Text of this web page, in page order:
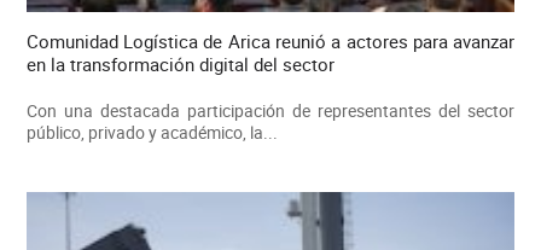
Comunidad Logística de Arica reunió a actores para avanzar
en la transformación digital del sector
Con una destacada participación de representantes del sector
público, privado y académico, la...